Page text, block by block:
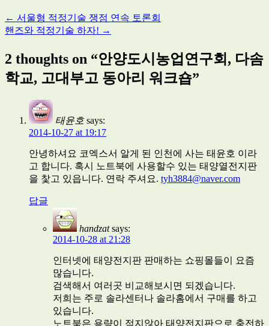
Post
navigation
← 서울형 적정기술 쟁점 연속 토론회
핸즈와 적정기술 하자! →
2 thoughts on “안양도시농업연구회, 다솜
학교, 고대부고 동아리 워크숍”
태윤호 says:
2014-10-27 at 19:17
안녕하셔요 코엑스서 알게 된 인천에 사는 태윤호 이라
고 합니다. 혹시 노트북에 사용할수 있는 태양열전지판
을 찿고 있읍니다. 연락 주셔요. tyh3884@naver.com
답글
handzat says:
2014-10-28 at 21:28
인터넷에 태양전지판 판매하는 쇼핑몰들이 요즘
많습니다.
검색해서 여러곳 비교해보시면 되겠습니다.
저희는 주로 솔라센터나 솔라홈에서 구매를 하고
있습니다.
노트북은 용량이 적지않아 태양전지판으로 충전하